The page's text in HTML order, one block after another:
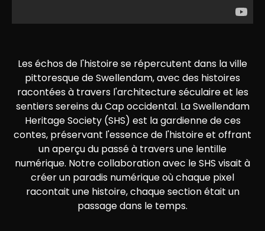
Les échos de l'histoire se répercutent dans la ville
pittoresque de Swellendam, avec des histoires
racontées à travers l'architecture séculaire et les
sentiers sereins du Cap occidental. La Swellendam
Heritage Society (SHS) est la gardienne de ces
contes, préservant l'essence de l'histoire et offrant
un aperçu du passé à travers une lentille
numérique. Notre collaboration avec le SHS visait à
créer un paradis numérique où chaque pixel
racontait une histoire, chaque section était un
passage dans le temps.